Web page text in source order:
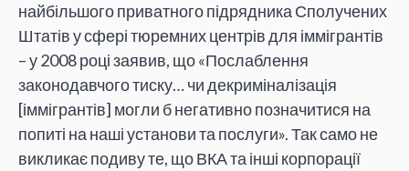
найбільшого приватного підрядника Сполучених
Штатів у сфері тюремних центрів для іммігрантів
– у 2008 році заявив, що «Послаблення
законодавчого тиску… чи декриміналізація
[іммігрантів] могли б негативно позначитися на
попиті на наші установи та послуги». Так само не
викликає подиву те, що ВКА та інші корпорації